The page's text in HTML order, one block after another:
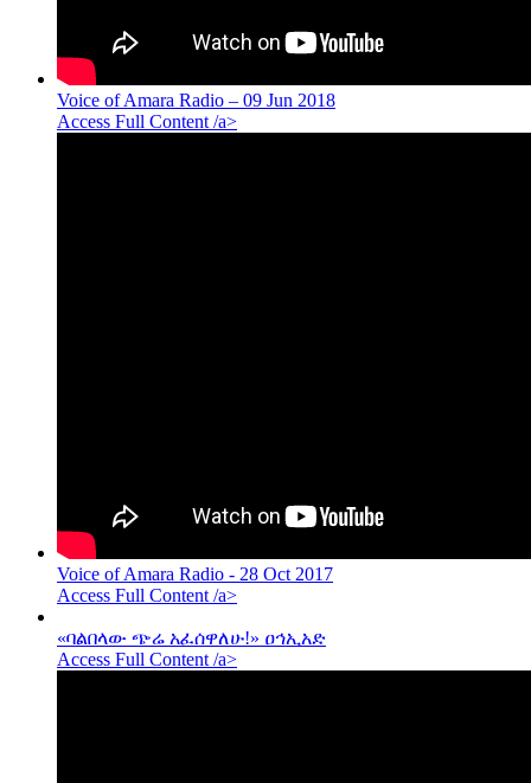
Voice of Amara Radio – 09 Jun 2018
Access Full Content /a>
Voice of Amara Radio - 28 Oct 2017
Access Full Content /a>
«ባልበላው ጭሬ አፈሰዋለሁ!» ዐኅኢአድ
Access Full Content /a>